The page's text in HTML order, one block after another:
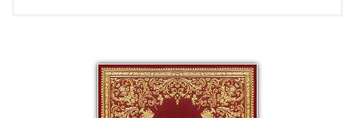
The Art of Controversy - Arthur
Schopenhauer - EPUB
epub | 47.38 KB | 920 hits